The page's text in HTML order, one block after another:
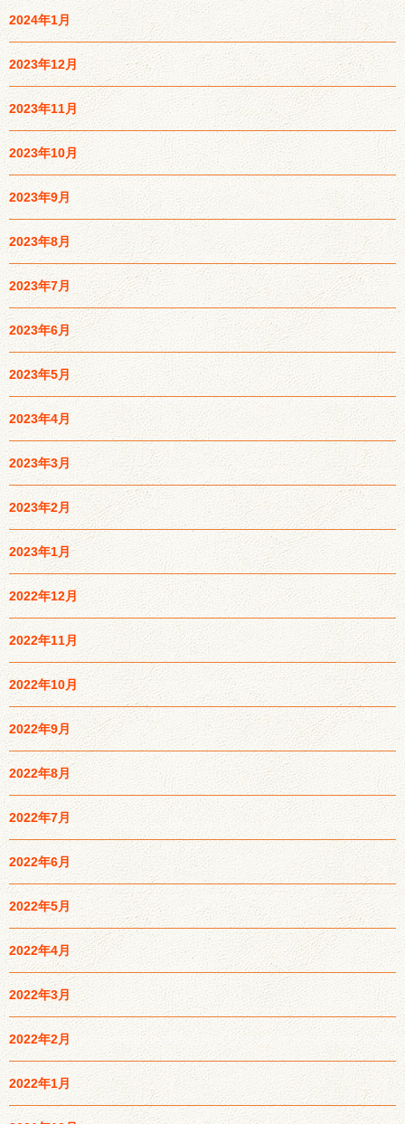
2024年1月
2023年12月
2023年11月
2023年10月
2023年9月
2023年8月
2023年7月
2023年6月
2023年5月
2023年4月
2023年3月
2023年2月
2023年1月
2022年12月
2022年11月
2022年10月
2022年9月
2022年8月
2022年7月
2022年6月
2022年5月
2022年4月
2022年3月
2022年2月
2022年1月